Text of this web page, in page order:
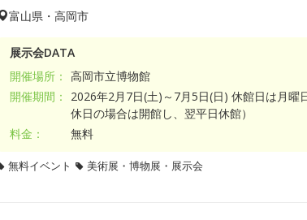
富山県・高岡市
展示会DATA
開催場所： 高岡市立博物館
開催期間：
2026年2月7日(土)～7月5日(日) 休館日は月曜
休日の場合は開館し、翌平日休館）
料金：
無料
無料イベント 美術展・博物展・展示会